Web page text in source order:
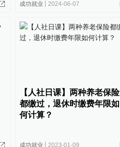
成功就业 2024-06-07
【人社日课】两种养老保险
都缴过，退休时缴费年限如
何计算？
成功就业 2023-01-09